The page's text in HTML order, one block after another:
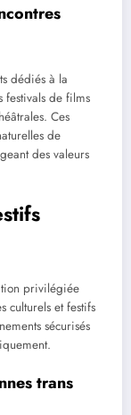
dédiés à la
festivals de films
Ces
de
des valeurs
privilégiée
culturels et festifs
sécurisés
trans